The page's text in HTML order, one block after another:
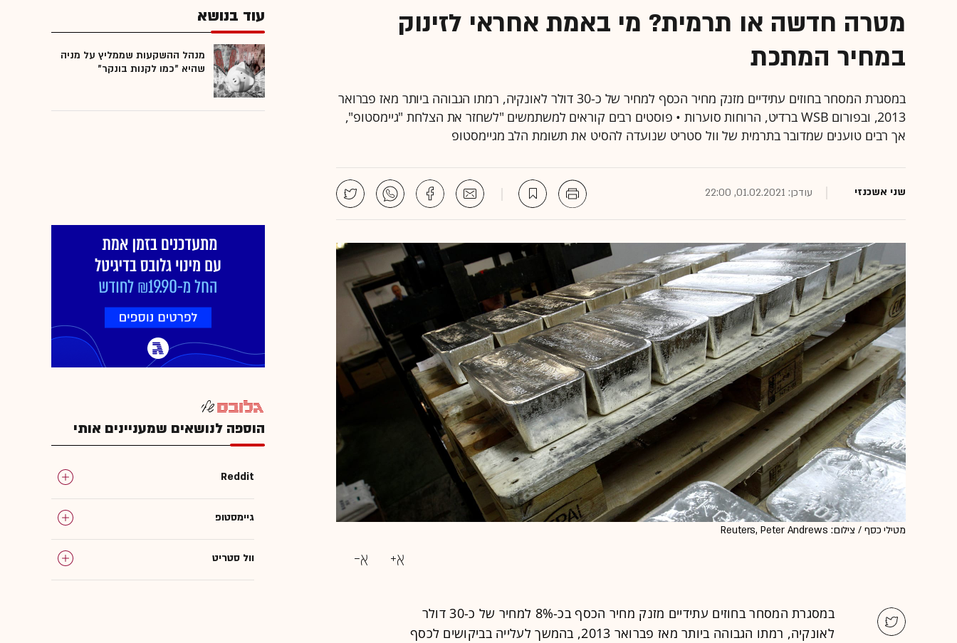
מטרה חדשה או תרמית? מי באמת אחראי לזינוק
במחיר המתכת
במסגרת המסחר בחוזים עתידיים מזנק מחיר הכסף למחיר של כ-30 דולר לאונקיה, רמתו הגבוהה ביותר מאז פברואר
2013, ובפורום WSB ברדיט, הרוחות סוערות • פוסטים רבים קוראים למשתמשים "לשחזר את הצלחת "גיימסטופ",
אך רבים טוענים שמדובר בתרמית של וול סטריט שנועדה להסיט את תשומת הלב מגיימסטופ
שני אשכנזי עודכן: 01.02.2021, 22:00
מטילי כסף / צילום: Reuters, Peter Andrews
במסגרת המסחר בחוזים עתידיים מזנק מחיר הכסף בכ-8% למחיר של כ-30 דולר
לאונקיה, רמתו הגבוהה ביותר מאז פברואר 2013, בהמשך לעלייה בביקושים לכסף
עוד בנושא
מנהל ההשקעות שממליץ על מניה
שהיא "כמו לקנות בונקר"
הוספה לנושאים שמעניינים אותי
Reddit
גיימסטופ
וול סטריט